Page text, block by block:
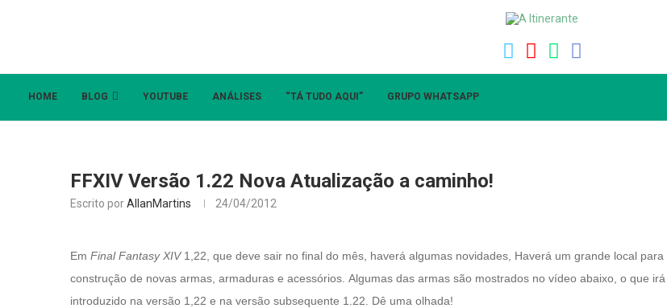
HOME BLOG YOUTUBE ANÁLISES “TÁ TUDO AQUI” GRUPO WHATSAPP
FFXIV Versão 1.22 Nova Atualização a caminho!
Escrito porAllanMartins 24/04/2012
Em Final Fantasy XIV1,22, que deve sair no final do mês, haverá algumas novidades, Haverá um grande local para
construção de novas armas, armaduras e acessórios. Algumas das armas são mostrados no vídeo abaixo, o que
introduzido na versão 1,22 e na versão subsequente 1.22. Dê uma olhada!